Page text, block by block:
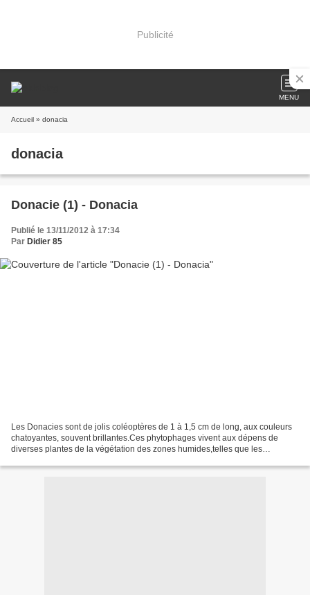
Publicité
MENU
Accueil » donacia
donacia
Donacie (1) - Donacia
Publié le 13/11/2012 à 17:34
Par Didier 85
Les Donacies sont de jolis coléoptères de 1 à 1,5 cm de long, aux couleurs
chatoyantes, souvent brillantes.Ces phytophages vivent aux dépens de
diverses plantes de la végétation des zones humides,telles que les